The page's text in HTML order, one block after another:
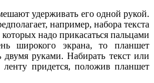
удерживать его одной рукой.
например, набора текста
надо прикасаться пальцами
широкого экрана, то планшет
двумя руками. Набирать текст или
ленту придется, положив планшет